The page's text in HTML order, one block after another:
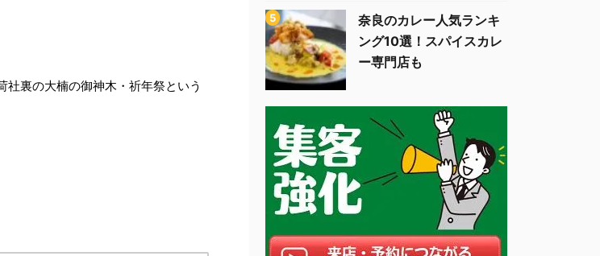
裏の大楠の御神木・祈年祭という
奈良のカレー人気ランキ
ング10選！スパイスカレ
ー専門店も